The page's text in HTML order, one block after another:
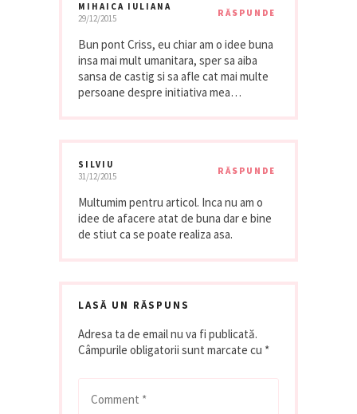
MIHAICA IULIANA
29/12/2015
RĂSPUNDE
Bun pont Criss, eu chiar am o idee buna
insa mai mult umanitara, sper sa aiba
sansa de castig si sa afle cat mai multe
persoane despre initiativa mea…
SILVIU
31/12/2015
RĂSPUNDE
Multumim pentru articol. Inca nu am o
idee de afacere atat de buna dar e bine
de stiut ca se poate realiza asa.
LASĂ UN RĂSPUNS
Adresa ta de email nu va fi publicată.
Câmpurile obligatorii sunt marcate cu *